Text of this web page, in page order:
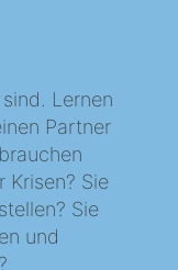
Lernen
Partner
Krisen? Sie
Sie
und